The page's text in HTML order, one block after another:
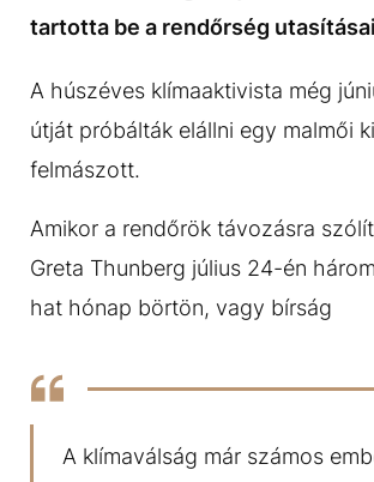
Impresszum
tartotta be a rendőrség
A húszéves klímaaktivista még
útját próbálták elállni egy malmői
felmászott.
Amikor a rendőrök távozásra
Greta Thunberg július 24-én
hat hónap börtön, vagy bírság
A klímaválság már számos